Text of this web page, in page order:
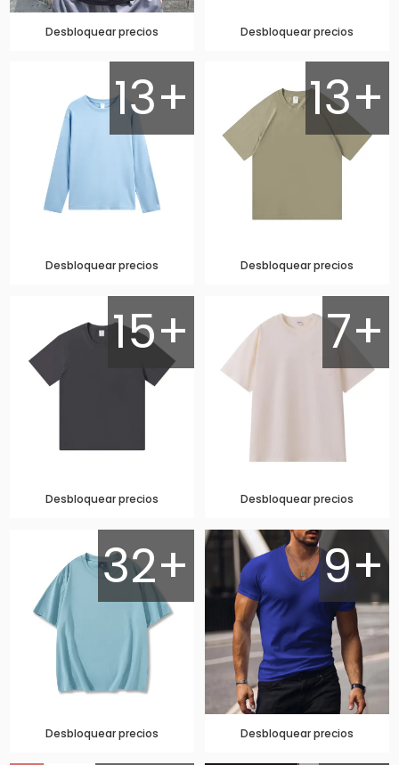
Desbloquear precios Desbloquear precios
13+
Desbloquear precios
13+
Desbloquear precios
15+
Desbloquear precios
7+
Desbloquear precios
32+
Desbloquear precios
9+
Desbloquear precios